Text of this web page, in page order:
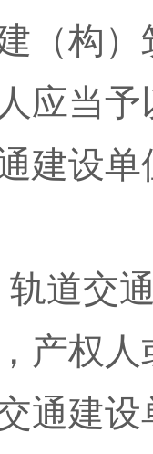
（构
应当
建设
道交
产权
通建